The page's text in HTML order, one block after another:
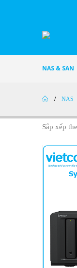
NAS & SAN
NAS
Sắp xếp